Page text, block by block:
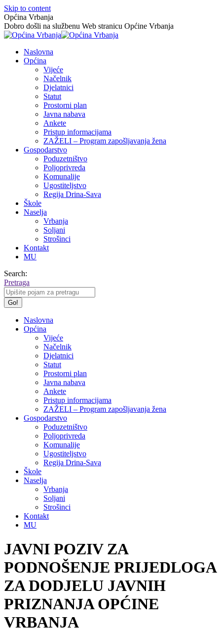
Skip to content
Općina Vrbanja
Dobro došli na službenu Web stranicu Općine Vrbanja
Naslovna
Općina
Vijeće
Načelnik
Djelatnici
Statut
Prostorni plan
Javna nabava
Ankete
Pristup informacijama
ZAŽELI – Program zapošljavanja žena
Gospodarstvo
Poduzetništvo
Poljoprivreda
Komunalije
Ugostiteljstvo
Regija Drina-Sava
Škole
Naselja
Vrbanja
Soljani
Strošinci
Kontakt
MU
Search:
Pretraga
Naslovna
Općina
Vijeće
Načelnik
Djelatnici
Statut
Prostorni plan
Javna nabava
Ankete
Pristup informacijama
ZAŽELI – Program zapošljavanja žena
Gospodarstvo
Poduzetništvo
Poljoprivreda
Komunalije
Ugostiteljstvo
Regija Drina-Sava
Škole
Naselja
Vrbanja
Soljani
Strošinci
Kontakt
MU
JAVNI POZIV ZA
PODNOŠENJE PRIJEDLOGA
ZA DODJELU JAVNIH
PRIZNANJA OPĆINE
VRBANJA